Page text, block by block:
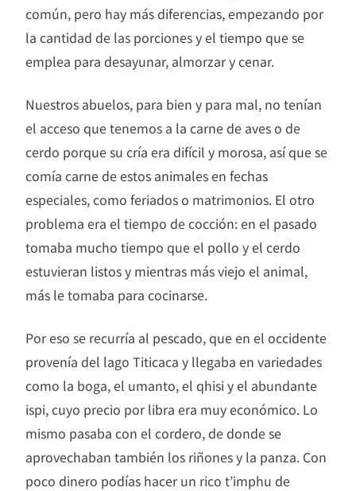
común, pero hay más diferencias, empezando por
la cantidad de las porciones y el tiempo que se
emplea para desayunar, almorzar y cenar.
Nuestros abuelos, para bien y para mal, no tenían
el acceso que tenemos a la carne de aves o de
cerdo porque su cría era difícil y morosa, así que se
comía carne de estos animales en fechas
especiales, como feriados o matrimonios. El otro
problema era el tiempo de cocción: en el pasado
tomaba mucho tiempo que el pollo y el cerdo
estuvieran listos y mientras más viejo el animal,
más le tomaba para cocinarse.
Por eso se recurría al pescado, que en el occidente
provenía del lago Titicaca y llegaba en variedades
como la boga, el umanto, el qhisi y el abundante
ispi, cuyo precio por libra era muy económico. Lo
mismo pasaba con el cordero, de donde se
aprovechaban también los riñones y la panza. Con
poco dinero podías hacer un rico t’imphu de